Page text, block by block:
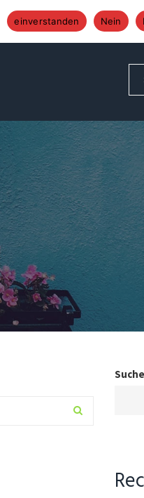
Altenberger Str.
einverstanden Nein